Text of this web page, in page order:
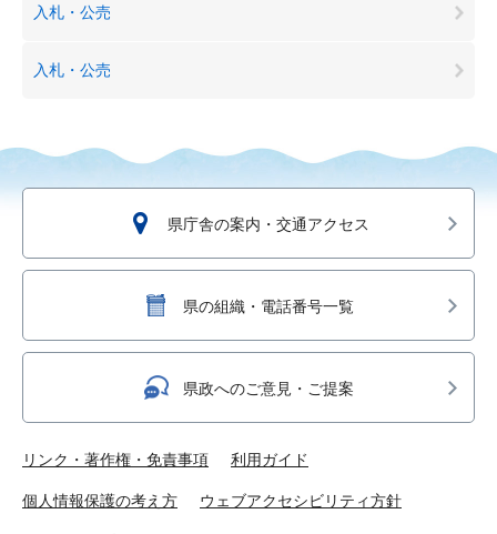
入札・公売
入札・公売
県庁舎の案内・交通アクセス
県の組織・電話番号一覧
県政へのご意見・ご提案
リンク・著作権・免責事項 利用ガイド
個人情報保護の考え方 ウェブアクセシビリティ方針